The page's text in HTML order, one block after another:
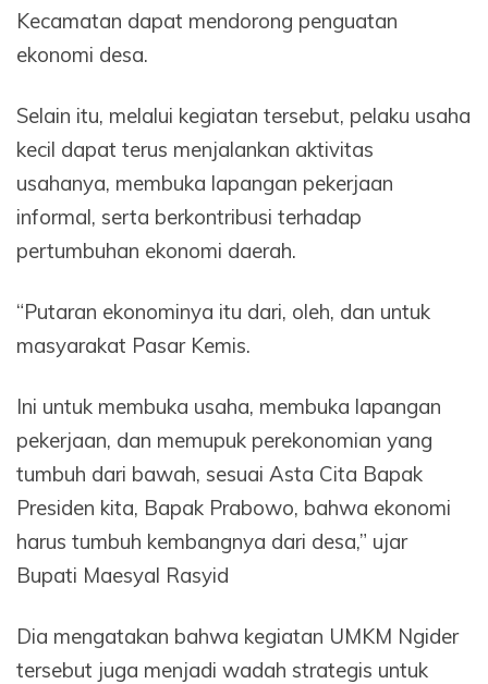
Kecamatan dapat mendorong penguatan
ekonomi desa.
Selain itu, melalui kegiatan tersebut, pelaku usaha
kecil dapat terus menjalankan aktivitas
usahanya, membuka lapangan pekerjaan
informal, serta berkontribusi terhadap
pertumbuhan ekonomi daerah.
“Putaran ekonominya itu dari, oleh, dan untuk
masyarakat Pasar Kemis.
Ini untuk membuka usaha, membuka lapangan
pekerjaan, dan memupuk perekonomian yang
tumbuh dari bawah, sesuai Asta Cita Bapak
Presiden kita, Bapak Prabowo, bahwa ekonomi
harus tumbuh kembangnya dari desa,” ujar
Bupati Maesyal Rasyid
Dia mengatakan bahwa kegiatan UMKM Ngider
tersebut juga menjadi wadah strategis untuk